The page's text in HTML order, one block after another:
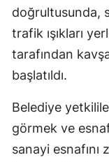
doğrultusunda,
trafik ışıkları
tarafından
başlatıldı.
Belediye
görmek ve
sanayi esnafını